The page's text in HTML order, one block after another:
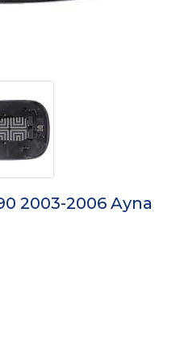
2003-2006 Ayna